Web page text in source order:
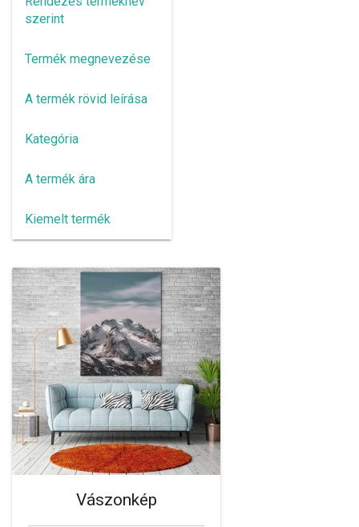
szerint
Termék megnevezése
A termék rövid leírása
Kategória
A termék ára
Kiemelt termék
Vászonkép